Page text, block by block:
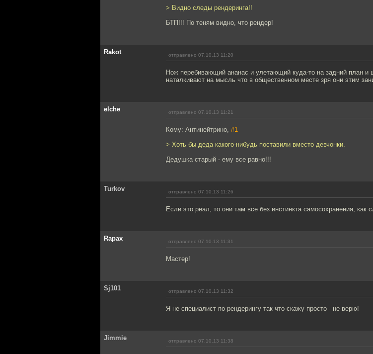
> Видно следы рендеринга!!
БТП!!! По теням видно, что рендер!
Rakot отправлено 07.10.13 11:20
Нож перебивающий ананас и улетающий куда-то на задний план и
наталкивают на мысль что в общественном месте зря они этим
elche отправлено 07.10.13 11:21
Кому: Антинейтрино, #1
> Хоть бы деда какого-нибудь поставили вместо девчонки.
Дедушка старый - ему все равно!!!
Turkov отправлено 07.10.13 11:26
Если это реал, то они там все без инстинкта самосохранения, как
Rapax отправлено 07.10.13 11:31
Мастер!
Sj101 отправлено 07.10.13 11:32
Я не специалист по рендерингу так что скажу просто - не верю!
Jimmie отправлено 07.10.13 11:38